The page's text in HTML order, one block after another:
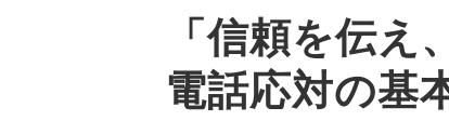
「信頼を伝え
電話応対の基